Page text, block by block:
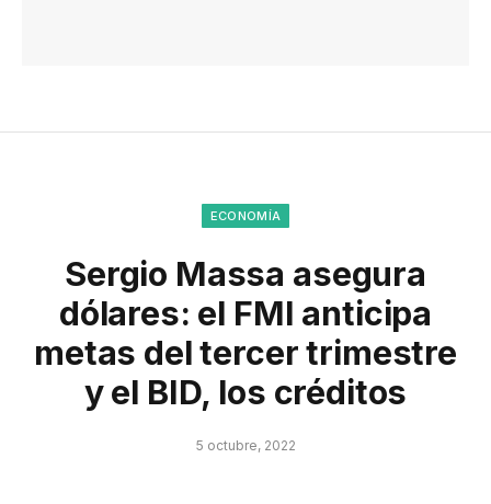
ECONOMÍA
Sergio Massa asegura
dólares: el FMI anticipa
metas del tercer trimestre
y el BID, los créditos
5 octubre, 2022